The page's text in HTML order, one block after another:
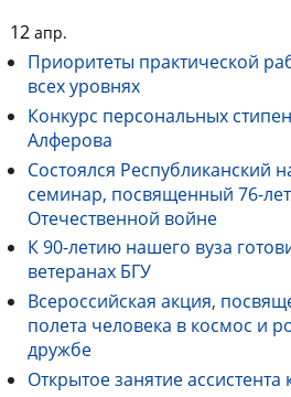
12 апр.
Приоритеты практической
всех уровнях
Конкурс персональных
Алферова
Состоялся Республиканский
семинар, посвященный 76-
Отечественной войне
К 90-летию нашего вуза
ветеранах БГУ
Всероссийская акция,
полета человека в космос и
дружбе
Открытое занятие